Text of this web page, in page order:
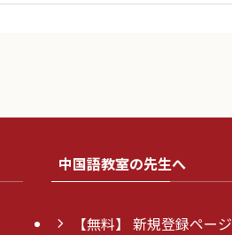
中国語教室の先生へ
【無料】 新規登録ページ